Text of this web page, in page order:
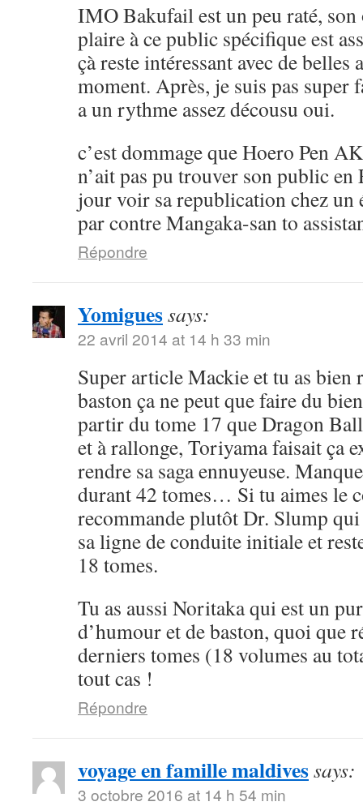
IMO Bakufail est un peu raté,
plaire à ce public spécifique est
çà reste intéressant avec de belles
moment. Après, je suis pas super
a un rythme assez décousu oui.
c’est dommage que Hoero Pen
n’ait pas pu trouver son public en
jour voir sa republication chez un
par contre Mangaka-san to
Répondre
Yomiguessays:
22 avril 2014 at 14 h 33 min
Super article Mackie et tu as bien
baston ça ne peut que faire du
partir du tome 17 que Dragon
et à rallonge, Toriyama faisait ça
rendre sa saga ennuyeuse.
durant 42 tomes… Si tu aimes le
recommande plutôt Dr. Slump qui
sa ligne de conduite initiale et
18 tomes.
Tu as aussi Noritaka qui est un
d’humour et de baston, quoi que
derniers tomes (18 volumes au
tout cas !
Répondre
voyage en famille maldivessays:
3 octobre 2016 at 14 h 54 min